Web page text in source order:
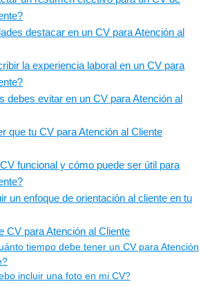
destacar en un CV para Atención al
la experiencia laboral en un CV para
debes evitar en un CV para Atención al
que tu CV para Atención al Cliente
funcional y cómo puede ser útil para
un enfoque de orientación al cliente en tu
CV para Atención al Cliente
tiempo debe tener un CV para Atención
incluir una foto en mi CV?